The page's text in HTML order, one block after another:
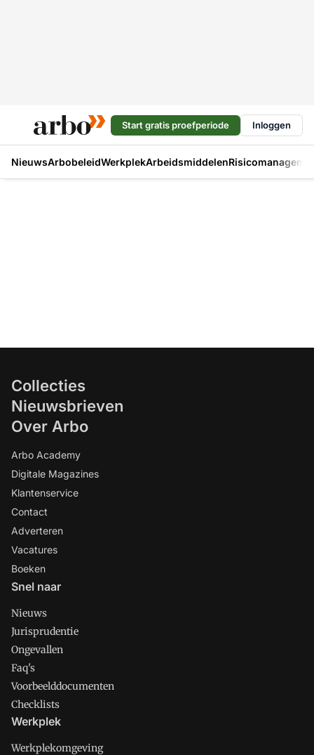
Start gratis proefperiode Inloggen
NieuwsArbobeleidWerkplekArbeidsmiddelen
Collecties
Nieuwsbrieven
Over Arbo
Arbo Academy
Digitale Magazines
Klantenservice
Contact
Adverteren
Vacatures
Boeken
Snel naar
Nieuws
Jurisprudentie
Ongevallen
Faq's
Voorbeelddocumenten
Checklists
Werkplek
Werkplekomgeving